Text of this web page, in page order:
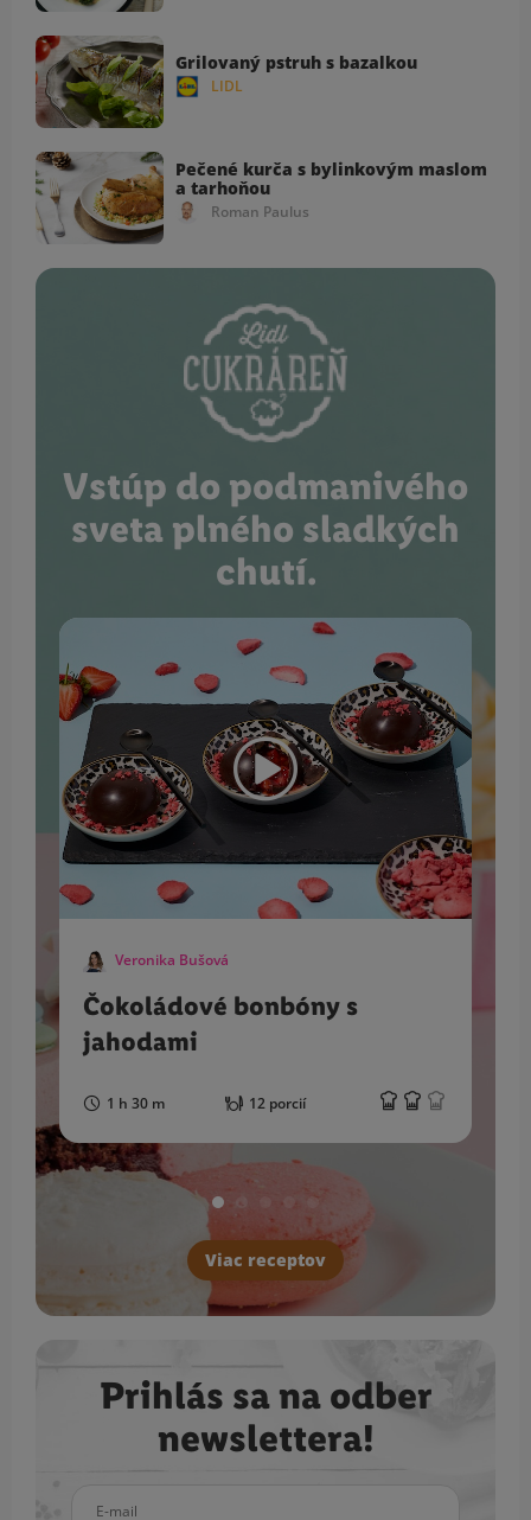
Grilovaný pstruh s bazalkou
LIDL
Pečené kurča s bylinkovým maslom
a tarhoňou
Roman Paulus
Vstúp do podmanivého
sveta plného sladkých
chutí.
Veronika Bušová
Čokoládové bonbóny s
jahodami
1 h 30 m 12 porcií
Viac receptov
Prihlás sa na odber
newslettera!